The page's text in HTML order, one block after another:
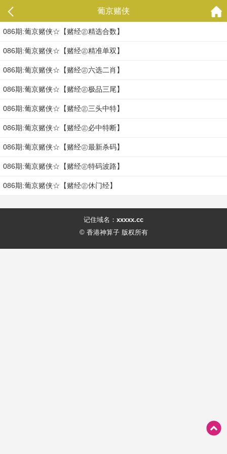
葡京赌侠
086期:葡京赌侠☆【赌经㊣精选合数】
086期:葡京赌侠☆【赌经㊣精准单双】
086期:葡京赌侠☆【赌经㊣六选二肖】
086期:葡京赌侠☆【赌经㊣极品三尾】
086期:葡京赌侠☆【赌经㊣三头中特】
086期:葡京赌侠☆【赌经㊣必中特断】
086期:葡京赌侠☆【赌经㊣最新杀码】
086期:葡京赌侠☆【赌经㊣特码波路】
086期:葡京赌侠☆【赌经㊣休门经】
记住域名： xxxxx.cc
© 香港神算子 版权所有